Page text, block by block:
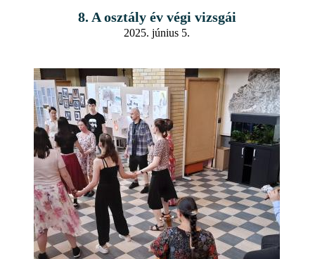
8. A osztály év végi vizsgái
2025. június 5.